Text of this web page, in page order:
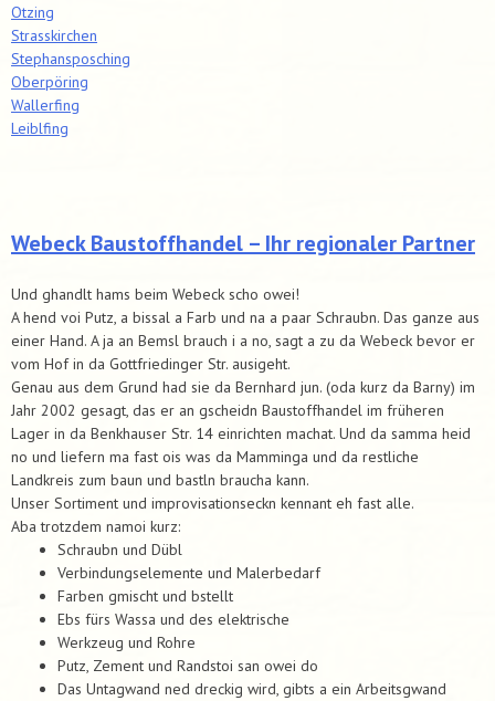
Otzing
Strasskirchen
Stephansposching
Oberpöring
Wallerfing
Leiblfing
Webeck Baustoffhandel – Ihr regionaler Partner
Und ghandlt hams beim Webeck scho owei!
A hend voi Putz, a bissal a Farb und na a paar Schraubn. Das ganze aus
einer Hand. A ja an Bemsl brauch i a no, sagt a zu da Webeck bevor er
vom Hof in da Gottfriedinger Str. ausigeht.
Genau aus dem Grund had sie da Bernhard jun. (oda kurz da Barny) im
Jahr 2002 gesagt, das er an gscheidn Baustoffhandel im früheren
Lager in da Benkhauser Str. 14 einrichten machat. Und da samma heid
no und liefern ma fast ois was da Mamminga und da restliche
Landkreis zum baun und bastln braucha kann.
Unser Sortiment und improvisationseckn kennant eh fast alle.
Aba trotzdem namoi kurz:
Schraubn und Dübl
Verbindungselemente und Malerbedarf
Farben gmischt und bstellt
Ebs fürs Wassa und des elektrische
Werkzeug und Rohre
Putz, Zement und Randstoi san owei do
Das Untagwand ned dreckig wird, gibts a ein Arbeitsgwand